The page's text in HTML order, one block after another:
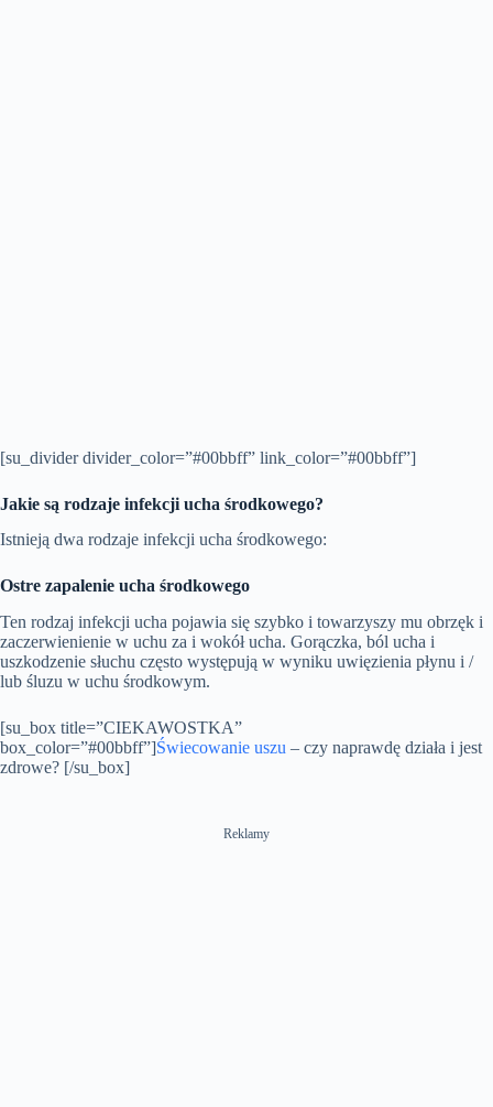
[su_divider divider_color=”#00bbff” link_color=”#00bbff”]
Jakie są rodzaje infekcji ucha środkowego?
Istnieją dwa rodzaje infekcji ucha środkowego:
Ostre zapalenie ucha środkowego
Ten rodzaj infekcji ucha pojawia się szybko i towarzyszy mu obrzęk i
zaczerwienienie w uchu za i wokół ucha. Gorączka, ból ucha i
uszkodzenie słuchu często występują w wyniku uwięzienia płynu i /
lub śluzu w uchu środkowym.
[su_box title=”CIEKAWOSTKA”
box_color=”#00bbff”]Świecowanie uszu – czy naprawdę działa i jest
zdrowe? [/su_box]
Reklamy